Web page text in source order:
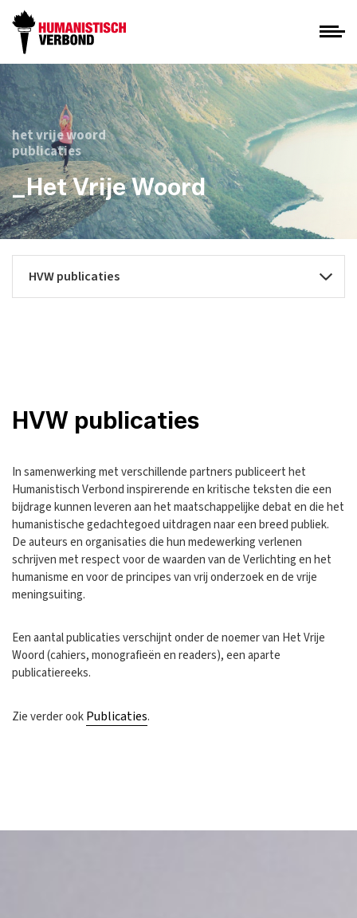
het vrije woord
publicaties
_Het Vrije Woord
HVW publicaties
In samenwerking met verschillende partners publiceert het
Humanistisch Verbond inspirerende en kritische teksten die een
bijdrage kunnen leveren aan het maatschappelijke debat en die het
humanistische gedachtegoed uitdragen naar een breed publiek.
De auteurs en organisaties die hun medewerking verlenen
schrijven met respect voor de waarden van de Verlichting en het
humanisme en voor de principes van vrij onderzoek en de vrije
meningsuiting.
Een aantal publicaties verschijnt onder de noemer van Het Vrije
Woord (cahiers, monografieën en readers), een aparte
publicatiereeks.
Zie verder ookPublicaties.